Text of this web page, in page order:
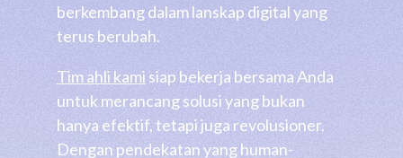
berkembang dalam lanskap digital yang
terus berubah.
Tim ahli kami siap bekerja bersama Anda
untuk merancang solusi yang bukan
hanya efektif, tetapi juga revolusioner.
Dengan pendekatan yang human-